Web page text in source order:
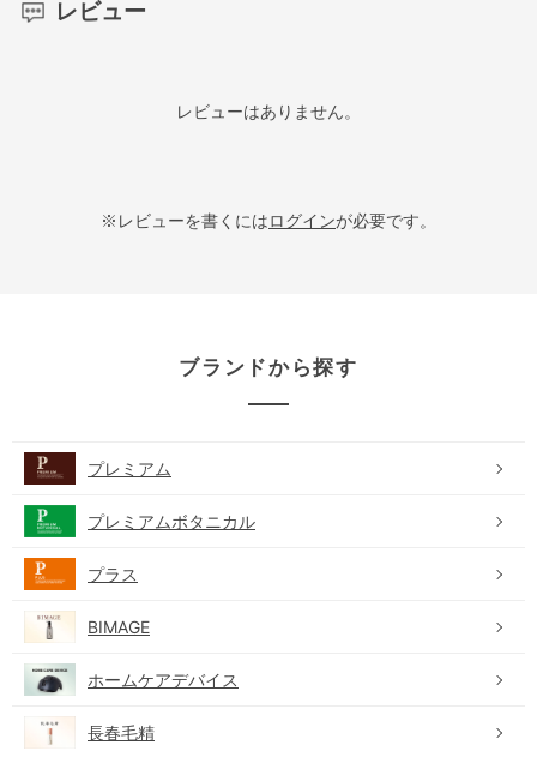
レビュー
レビューはありません。
※レビューを書くにはログインが必要です。
ブランドから探す
プレミアム
プレミアムボタニカル
プラス
BIMAGE
ホームケアデバイス
長春毛精